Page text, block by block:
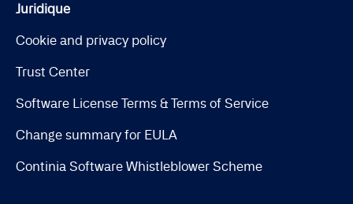
Juridique
Cookie and privacy policy
Trust Center
Software License Terms & Terms of Service
Change summary for EULA
Continia Software Whistleblower Scheme